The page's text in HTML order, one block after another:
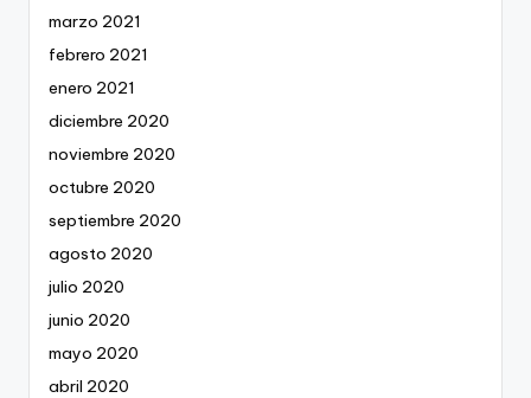
marzo 2021
febrero 2021
enero 2021
diciembre 2020
noviembre 2020
octubre 2020
septiembre 2020
agosto 2020
julio 2020
junio 2020
mayo 2020
abril 2020